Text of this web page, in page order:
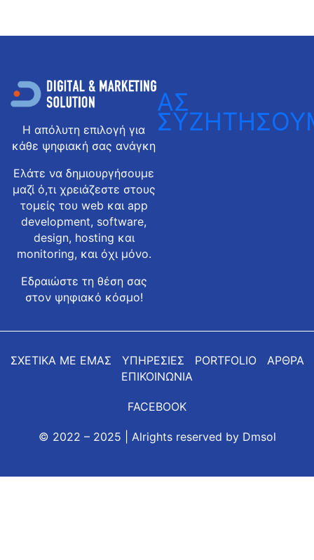
Η απόλυτη επιλογή για
κάθε ψηφιακή σας ανάγκη
Ελάτε να δημιουργήσουμε
μαζί ό,τι χρειάζεστε στους
τομείς του web και app
development, software,
design, hosting και
monitoring, και όχι μόνο.
Εδραιώστε τη θέση σας
στον ψηφιακό κόσμο!
ΑΣ
© 2022 – 2025 | Alrights reserved by Dmsol
FACEBOOK
ΣΧΕΤΙΚΑ ΜΕ ΕΜΑΣ ΥΠΗΡΕΣΙΕΣ PORTFOLIO
ΑΡΘΡΑ
ΕΠΙΚΟΙΝΩΝΙΑ